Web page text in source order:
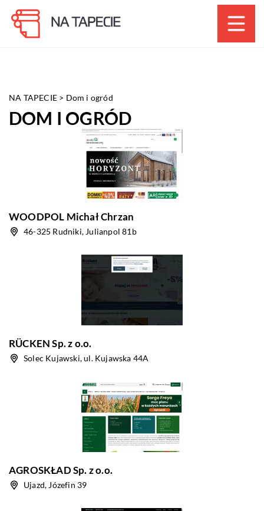
NA TAPECIE > Dom i ogród
DOM I OGRÓD
WOODPOL Michał Chrzan
46-325 Rudniki, Julianpol 81b
RÜCKEN Sp. z o.o.
Solec Kujawski, ul. Kujawska 44A
AGROSKŁAD Sp. z o.o.
Ujazd, Józefin 39